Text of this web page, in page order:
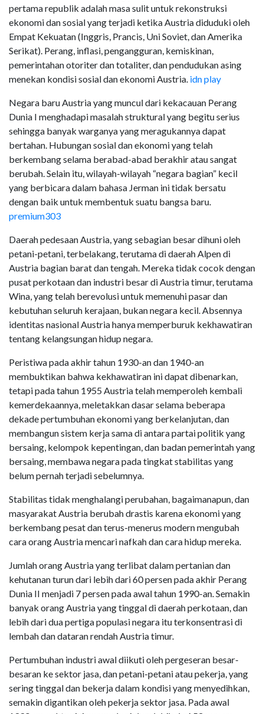
pertama republik adalah masa sulit untuk rekonstruksi
ekonomi dan sosial yang terjadi ketika Austria diduduki oleh
Empat Kekuatan (Inggris, Prancis, Uni Soviet, dan Amerika
Serikat). Perang, inflasi, pengangguran, kemiskinan,
pemerintahan otoriter dan totaliter, dan pendudukan asing
menekan kondisi sosial dan ekonomi Austria. idn play
Negara baru Austria yang muncul dari kekacauan Perang
Dunia I menghadapi masalah struktural yang begitu serius
sehingga banyak warganya yang meragukannya dapat
bertahan. Hubungan sosial dan ekonomi yang telah
berkembang selama berabad-abad berakhir atau sangat
berubah. Selain itu, wilayah-wilayah “negara bagian” kecil
yang berbicara dalam bahasa Jerman ini tidak bersatu
dengan baik untuk membentuk suatu bangsa baru.
premium303
Daerah pedesaan Austria, yang sebagian besar dihuni oleh
petani-petani, terbelakang, terutama di daerah Alpen di
Austria bagian barat dan tengah. Mereka tidak cocok dengan
pusat perkotaan dan industri besar di Austria timur, terutama
Wina, yang telah berevolusi untuk memenuhi pasar dan
kebutuhan seluruh kerajaan, bukan negara kecil. Absennya
identitas nasional Austria hanya memperburuk kekhawatiran
tentang kelangsungan hidup negara.
Peristiwa pada akhir tahun 1930-an dan 1940-an
membuktikan bahwa kekhawatiran ini dapat dibenarkan,
tetapi pada tahun 1955 Austria telah memperoleh kembali
kemerdekaannya, meletakkan dasar selama beberapa
dekade pertumbuhan ekonomi yang berkelanjutan, dan
membangun sistem kerja sama di antara partai politik yang
bersaing, kelompok kepentingan, dan badan pemerintah yang
bersaing, membawa negara pada tingkat stabilitas yang
belum pernah terjadi sebelumnya.
Stabilitas tidak menghalangi perubahan, bagaimanapun, dan
masyarakat Austria berubah drastis karena ekonomi yang
berkembang pesat dan terus-menerus modern mengubah
cara orang Austria mencari nafkah dan cara hidup mereka.
Jumlah orang Austria yang terlibat dalam pertanian dan
kehutanan turun dari lebih dari 60 persen pada akhir Perang
Dunia II menjadi 7 persen pada awal tahun 1990-an. Semakin
banyak orang Austria yang tinggal di daerah perkotaan, dan
lebih dari dua pertiga populasi negara itu terkonsentrasi di
lembah dan dataran rendah Austria timur.
Pertumbuhan industri awal diikuti oleh pergeseran besar-
besaran ke sektor jasa, dan petani-petani atau pekerja, yang
sering tinggal dan bekerja dalam kondisi yang menyedihkan,
semakin digantikan oleh pekerja sektor jasa. Pada awal